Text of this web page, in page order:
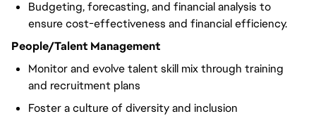
Budgeting, forecasting, and financial analysis to
ensure cost-effectiveness and financial efficiency.
People/Talent Management
Monitor and evolve talent skill mix through training
and recruitment plans
Foster a culture of diversity and inclusion